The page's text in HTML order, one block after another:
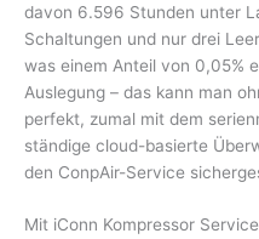
davon 6.596 Stunden unter
Schaltungen und nur drei
was einem Anteil von 0,05%
Auslegung – das kann man
perfekt, zumal mit dem
ständige cloud-basierte
den ConpAir-Service
Mit iConn Kompressor